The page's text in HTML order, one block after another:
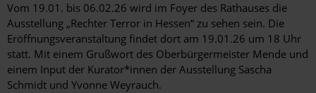
Vom 19.01. bis 06.02.26 wird im Foyer des Rathauses die
Ausstellung „Rechter Terror in Hessen“ zu sehen sein. Die
Eröffnungsveranstaltung findet dort am 19.01.26 um 18 Uhr
statt. Mit einem Grußwort des Oberbürgermeister Mende und
einem Input der Kurator*innen der Ausstellung Sascha
Schmidt und Yvonne Weyrauch.